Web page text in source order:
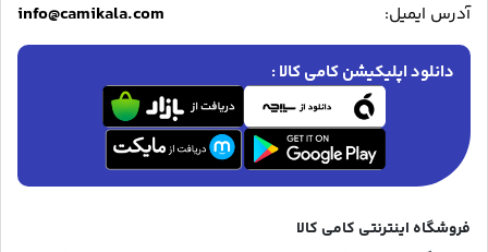
آدرس ایمیل: info@camikala.com
دانلود اپلیکیشن کامی کالا :
فروشگاه اینترنتی کامی کالا